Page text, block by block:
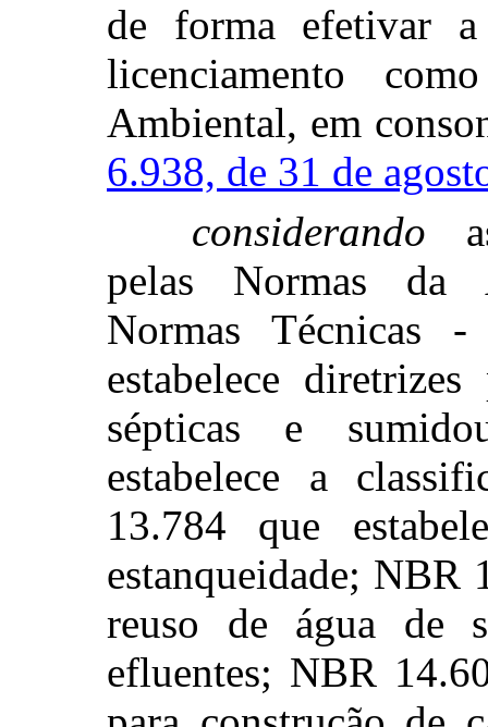
de forma efetivar
licenciamento
Ambiental, em
6.938, de 31 de
considerando
pelas Normas da
Normas Técnicas
estabelece
sépticas e
estabelece a
13.784 que
estanqueidade; NBR
reuso de água de
efluentes; NBR